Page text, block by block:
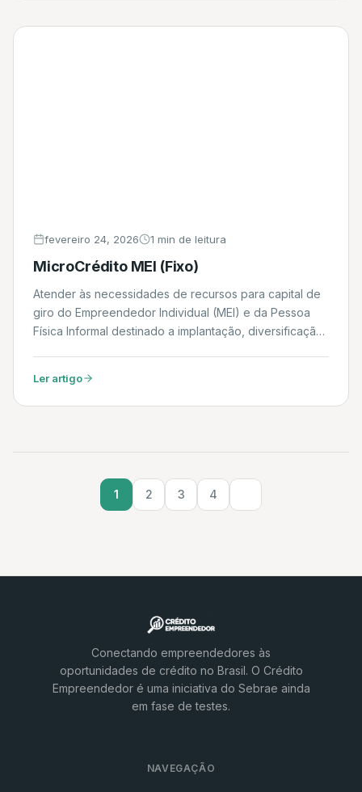
fevereiro 24, 2026 1 min de leitura
MicroCrédito MEI (Fixo)
Atender às necessidades de recursos para capital de
giro do Empreendedor Individual (MEI) e da Pessoa
Física Informal destinado a implantação, diversificação,
Ler artigo
1 2 3 4
Conectando empreendedores às
oportunidades de crédito no Brasil. O Crédito
Empreendedor é uma iniciativa do Sebrae ainda
em fase de testes.
NAVEGAÇÃO